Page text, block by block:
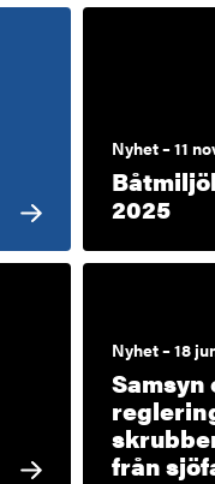
Nyhet – 11
2025
Nyhet – 18
Samsyn
från